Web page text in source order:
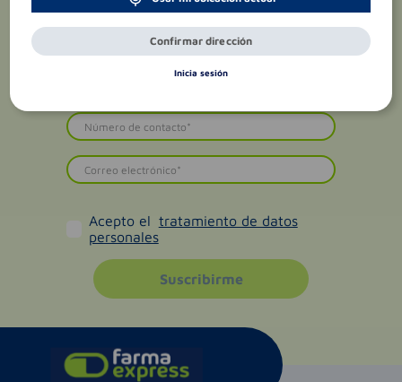
Acepto el tratamiento de datos
personales
Suscribirme
Confirmar dirección
Inicia sesión